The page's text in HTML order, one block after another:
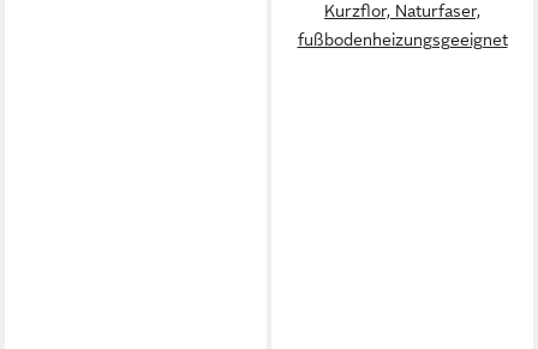
Kurzflor, Naturfaser,
fußbodenheizungsgeeignet